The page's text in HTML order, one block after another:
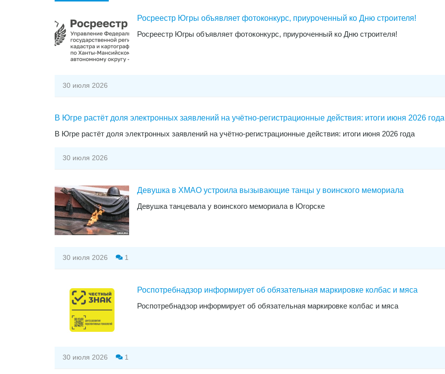
Росреестр Югры объявляет фотоконкурс, приуроченный ко Дню строителя!
Росреестр Югры объявляет фотоконкурс, приуроченный ко Дню строителя!
30 июля 2026
В Югре растёт доля электронных заявлений на учётно-регистрационные действия: итоги июня 2026 года
В Югре растёт доля электронных заявлений на учётно-регистрационные действия: итоги июня 2026 года
30 июля 2026
Девушка в ХМАО устроила вызывающие танцы у воинского мемориала
Девушка танцевала у воинского мемориала в Югорске
30 июля 2026 1
Роспотребнадзор информирует об обязательная маркировке колбас и мяса
Роспотребнадзор информирует об обязательная маркировке колбас и мяса
30 июля 2026 1